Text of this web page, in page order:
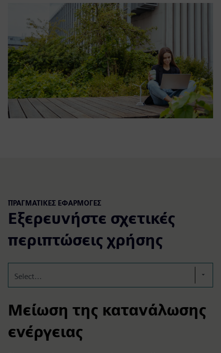
ΠΡΑΓΜΑΤΙΚΕΣ ΕΦΑΡΜΟΓΕΣ
Εξερευνήστε σχετικές
περιπτώσεις χρήσης
Select...
Μείωση της κατανάλωσης
ενέργειας